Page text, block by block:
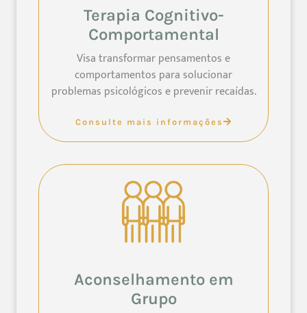
Terapia Cognitivo-
Comportamental
Visa transformar pensamentos e
comportamentos para solucionar
problemas psicológicos e prevenir recaídas.
Consulte mais informações
Aconselhamento em
Grupo